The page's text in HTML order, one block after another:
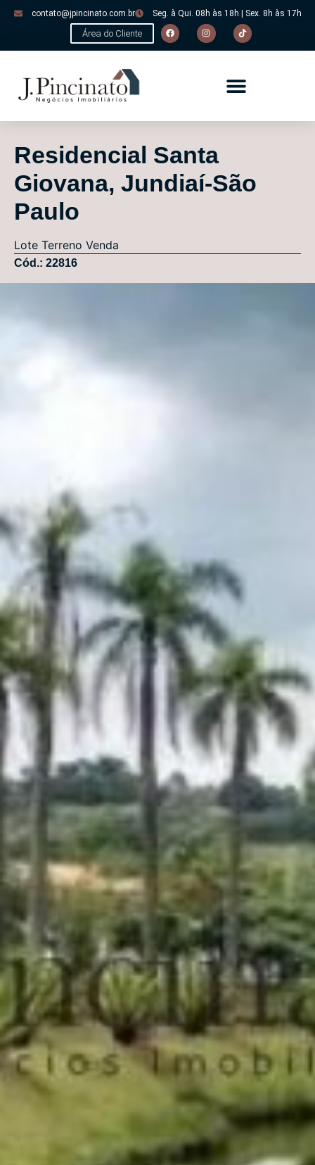
contato@jpincinato.com.br Seg. à Qui. 08h às 18h | Sex. 8h às 17h
Área do Cliente
Residencial Santa
Giovana, Jundiaí-São
Paulo
Lote Terreno Venda
Cód.: 22816